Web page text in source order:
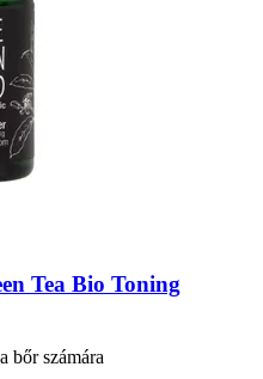
Tea Bio Toning
bőr számára